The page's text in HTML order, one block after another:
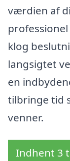
værdien af
klog
langsigtet
en
tilbringe tid
venner.
Indhent 3